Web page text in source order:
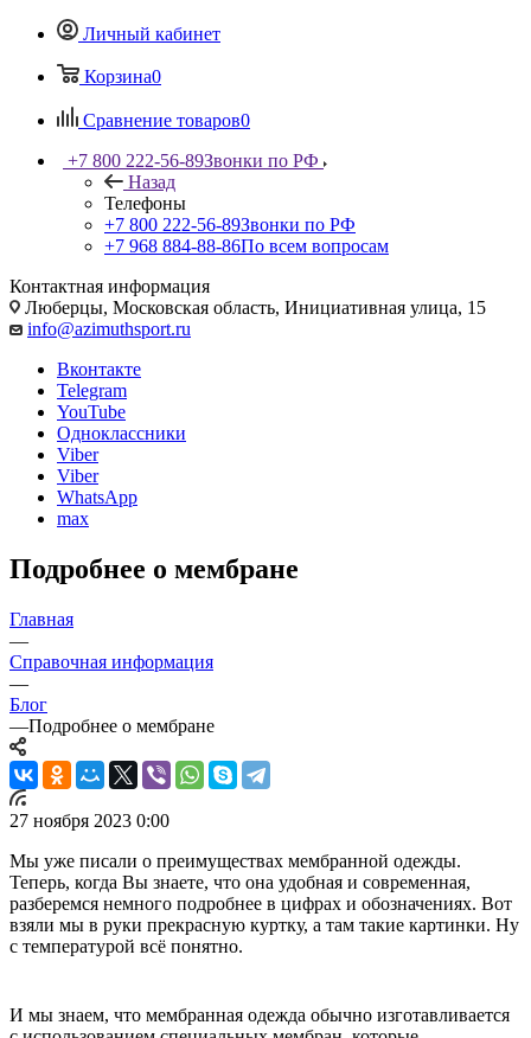
Личный кабинет
Корзина0
Сравнение товаров0
+7 800 222-56-89Звонки по РФ
Назад
Телефоны
+7 800 222-56-89Звонки по РФ
+7 968 884-88-86По всем вопросам
Контактная информация
Люберцы, Московская область, Инициативная улица, 15
info@azimuthsport.ru
Вконтакте
Telegram
YouTube
Одноклассники
Viber
Viber
WhatsApp
max
Подробнее о мембране
Главная
—
Справочная информация
—
Блог
—Подробнее о мембране
27 ноября 2023 0:00
Мы уже писали о преимуществах мембранной одежды.
Теперь, когда Вы знаете, что она удобная и современная,
разберемся немного подробнее в цифрах и обозначениях. Вот
взяли мы в руки прекрасную куртку, а там такие картинки. Ну
с температурой всё понятно.
И мы знаем, что мембранная одежда обычно изготавливается